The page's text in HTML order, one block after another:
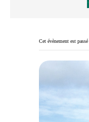
Cet évènement est passé